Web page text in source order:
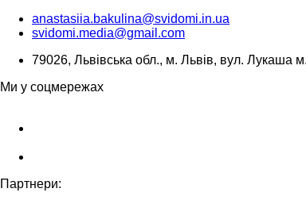
anastasiia.bakulina@svidomi.in.ua
svidomi.media@gmail.com
79026, Львівська обл., м. Львів, вул. Лукаша
Ми у соцмережах
Партнери: